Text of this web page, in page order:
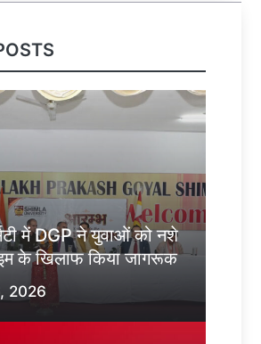
में DGP ने युवाओं को नशे
के खिलाफ किया जागरूक
2026